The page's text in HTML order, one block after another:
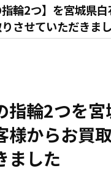
指輪2つ】を宮城県
させていただきま
指輪2つを宮
様からお買
ました